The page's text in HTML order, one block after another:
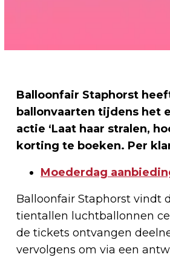
Balloonfair Staphorst
ballonvaarten tijdens het
actie ‘Laat haar stralen,
korting te boeken. Per
Moederdag
Balloonfair Staphorst vindt
tientallen luchtballonnen
de tickets ontvangen
vervolgens om via een